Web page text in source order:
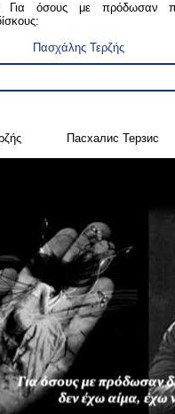
Για όσους με πρόδωσαν
Πασχάλης Τερζής
Пасхалис Терзис